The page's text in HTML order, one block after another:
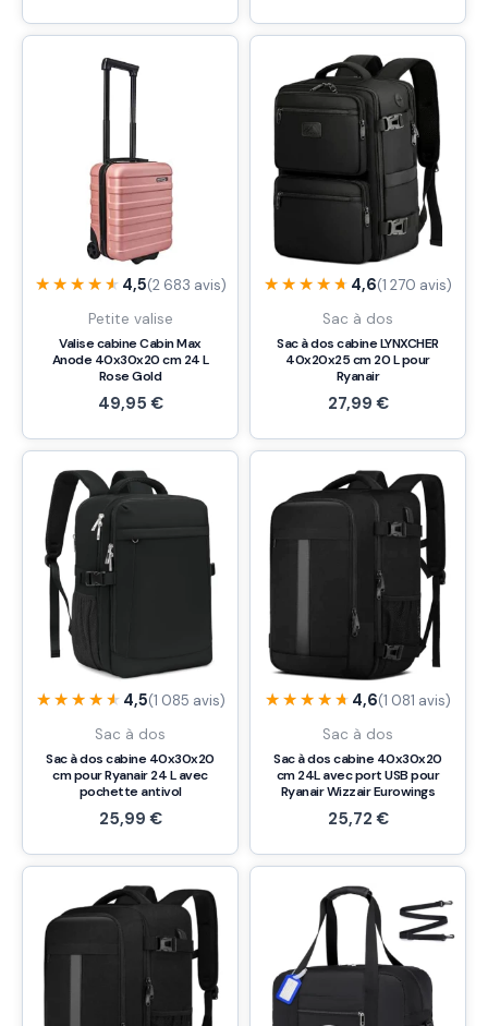
★★★★★
★★★★★ 4,5(2 683 avis)
Petite valise
Valise cabine Cabin Max
Anode 40x30x20 cm 24 L
Rose Gold
49,95€
★★★★★
★★★★★ 4,6(1 270 avis)
Sac à dos
Sac à dos cabine LYNXCHER
40x20x25 cm 20 L pour
Ryanair
27,99€
★★★★★
★★★★★ 4,5(1 085 avis)
Sac à dos
Sac à dos cabine 40x30x20
cm pour Ryanair 24 L avec
pochette antivol
25,99€
★★★★★
★★★★★ 4,6(1 081 avis)
Sac à dos
Sac à dos cabine 40x30x20
cm 24L avec port USB pour
Ryanair Wizzair Eurowings
25,72€